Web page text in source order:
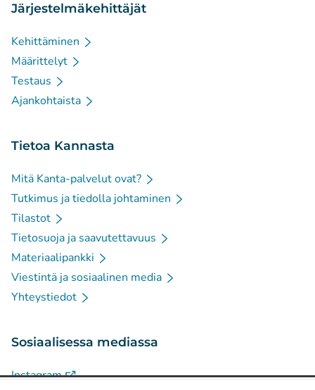
Järjestelmäkehittäjät
Kehittäminen
Määrittelyt
Testaus
Ajankohtaista
Tietoa Kannasta
Mitä Kanta-palvelut ovat?
Tutkimus ja tiedolla johtaminen
Tilastot
Tietosuoja ja saavutettavuus
Materiaalipankki
Viestintä ja sosiaalinen media
Yhteystiedot
Sosiaalisessa mediassa
Instagram(Avautuu uuteen välilehteen)